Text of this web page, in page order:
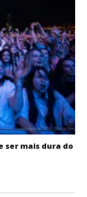
ser mais dura do